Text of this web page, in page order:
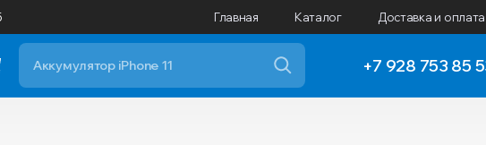
Главная Каталог Доставка и оплата
+7 928 753 85